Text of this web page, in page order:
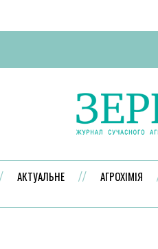
АКТУАЛЬНЕ АГРОХІМІЯ